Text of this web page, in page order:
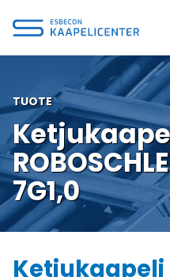
sisältöön
TUOTE
7G1,0
Ketjukaapeli